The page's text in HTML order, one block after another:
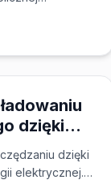
Wnioski
dzięki
dzięki
elektrycznej.